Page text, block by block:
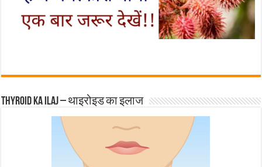
Thyroid ka ilaj – थाइरोइड का इलाज